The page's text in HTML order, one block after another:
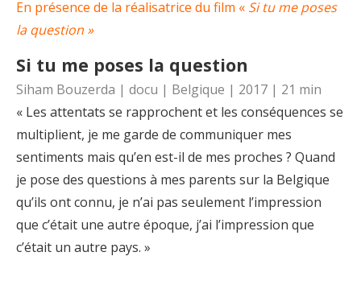
En présence de la réalisatrice du film « Si tu me poses
la question »
Si tu me poses la question
Siham Bouzerda | docu | Belgique | 2017 | 21 min
« Les attentats se rapprochent et les conséquences se
multiplient, je me garde de communiquer mes
sentiments mais qu’en est-il de mes proches ? Quand
je pose des questions à mes parents sur la Belgique
qu’ils ont connu, je n’ai pas seulement l’impression
que c’était une autre époque, j’ai l’impression que
c’était un autre pays. »